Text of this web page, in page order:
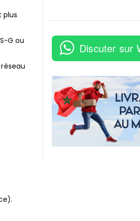
plus
G ou
Discuter sur